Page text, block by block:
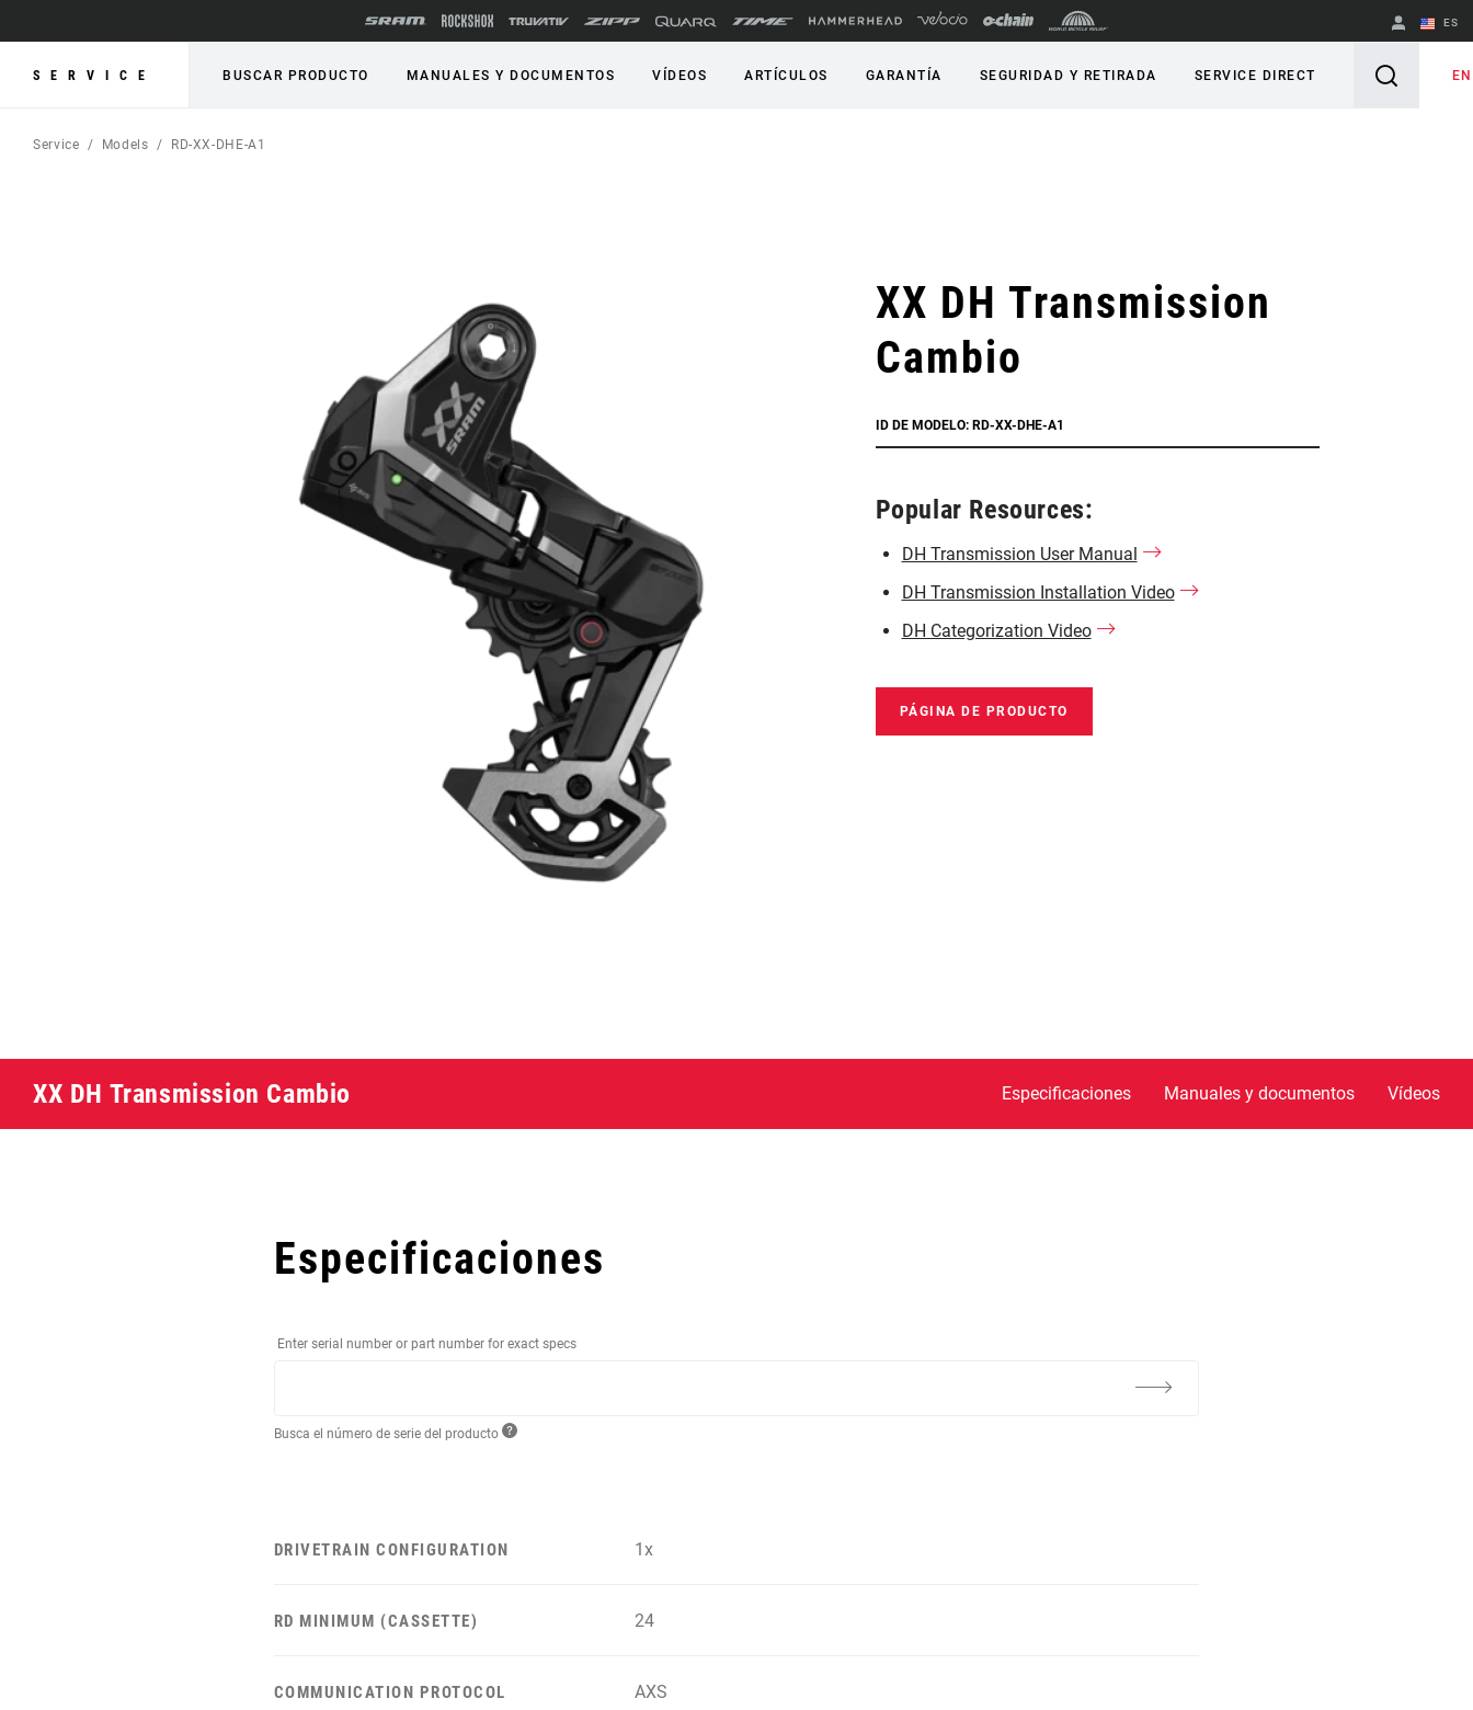
ES
English
SERVICE BUSCAR PRODUCTO MANUALES Y DOCUMENTOS VÍDEOS ARTÍCULOS GARANTÍA SEGURIDAD Y RETIRADA SERVICE DIRECT
Service Models RD-XX-DHE-A1
XX DH Transmission
Cambio
ID DE MODELO: RD-XX-DHE-A1
Popular Resources:
DH Transmission User Manual
DH Transmission Installation Video
DH Categorization Video
PÁGINA DE PRODUCTO
XX DH Transmission Cambio Especificaciones Manuales y documentos Vídeos
Especificaciones
Enter serial number or part number for exact specs
Busca el número de serie del producto
DRIVETRAIN CONFIGURATION 1x
RD MINIMUM (CASSETTE) 24
COMMUNICATION PROTOCOL AXS